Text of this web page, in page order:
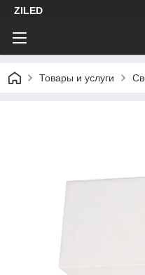
ZILED
Товары и услуги